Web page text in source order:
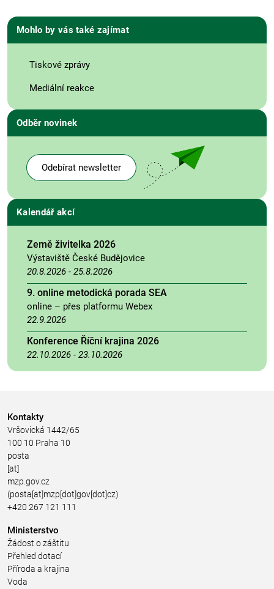
Mohlo by vás také zajímat
Tiskové zprávy
Mediální reakce
Odběr novinek
Odebírat newsletter
Kalendář akcí
Země živitelka 2026
Výstaviště České Budějovice
20.8.2026 - 25.8.2026
9. online metodická porada SEA
online – přes platformu Webex
22.9.2026
Konference Říční krajina 2026
22.10.2026 - 23.10.2026
Kontakty
Vršovická 1442/65
100 10 Praha 10
posta
[at]
mzp.gov.cz
(posta[at]mzp[dot]gov[dot]cz)
+420 267 121 111
Ministerstvo
Žádost o záštitu
Přehled dotací
Příroda a krajina
Voda